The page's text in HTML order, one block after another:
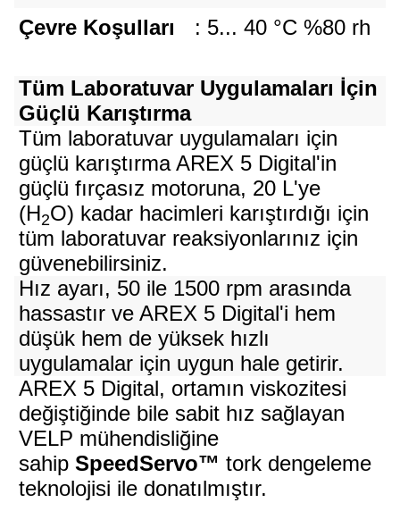
Çevre Koşulları
: 5... 40 °C %80 rh
Tüm Laboratuvar Uygulamaları İçin
Güçlü Karıştırma
Tüm laboratuvar uygulamaları için
güçlü karıştırma AREX 5 Digital'in
güçlü fırçasız motoruna, 20 L'ye
(H2O) kadar hacimleri karıştırdığı için
tüm laboratuvar reaksiyonlarınız için
güvenebilirsiniz.
Hız ayarı, 50 ile 1500 rpm arasında
hassastır ve AREX 5 Digital'i hem
düşük hem de yüksek hızlı
uygulamalar için uygun hale getirir.
AREX 5 Digital, ortamın viskozitesi
değiştiğinde bile sabit hız sağlayan
VELP mühendisliğine
sahipSpeedServo™ tork dengeleme
teknolojisi ile donatılmıştır.